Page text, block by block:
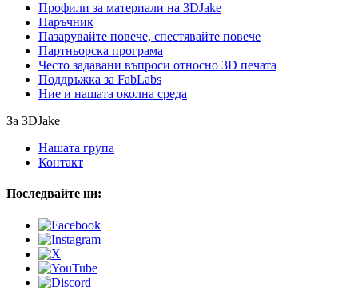
Профили за материали на 3DJake
Наръчник
Пазарувайте повече, спестявайте повече
Партньорска програма
Често задавани въпроси относно 3D печата
Поддръжка за FabLabs
Ние и нашата околна среда
За 3DJake
Нашата група
Контакт
Последвайте ни: